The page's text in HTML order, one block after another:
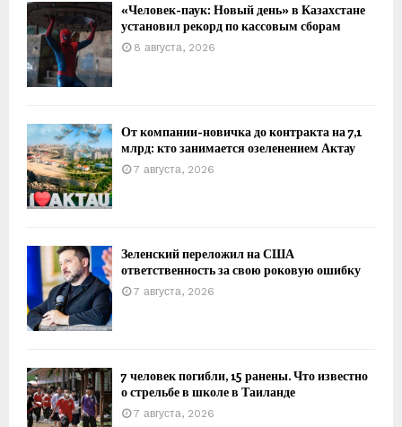
«Человек-паук: Новый день» в Казахстане
установил рекорд по кассовым сборам
8 августа, 2026
От компании-новичка до контракта на 7,1
млрд: кто занимается озеленением Актау
7 августа, 2026
Зеленский переложил на США
ответственность за свою роковую ошибку
7 августа, 2026
7 человек погибли, 15 ранены. Что известно
о стрельбе в школе в Таиланде
7 августа, 2026